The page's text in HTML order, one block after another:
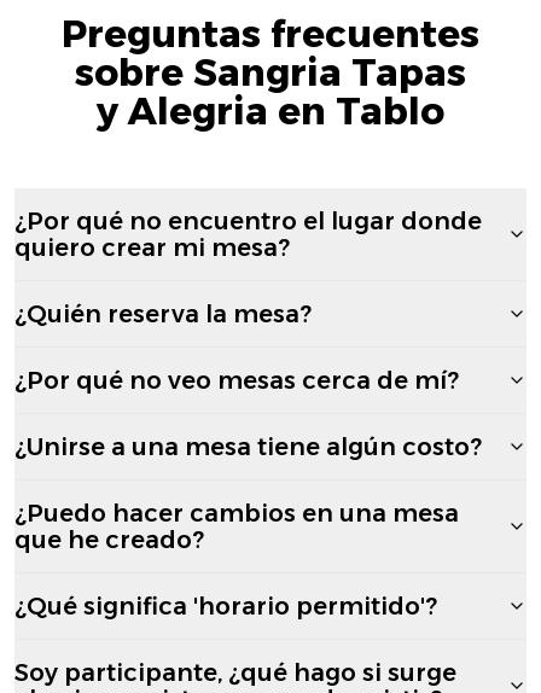
Preguntas frecuentes
sobre Sangria Tapas
y Alegria en Tablo
¿Por qué no encuentro el lugar donde
quiero crear mi mesa?
¿Quién reserva la mesa?
¿Por qué no veo mesas cerca de mí?
¿Unirse a una mesa tiene algún costo?
¿Puedo hacer cambios en una mesa
que he creado?
¿Qué significa 'horario permitido'?
Soy participante, ¿qué hago si surge